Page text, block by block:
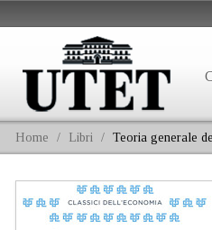
Home / Libri / Teoria generale